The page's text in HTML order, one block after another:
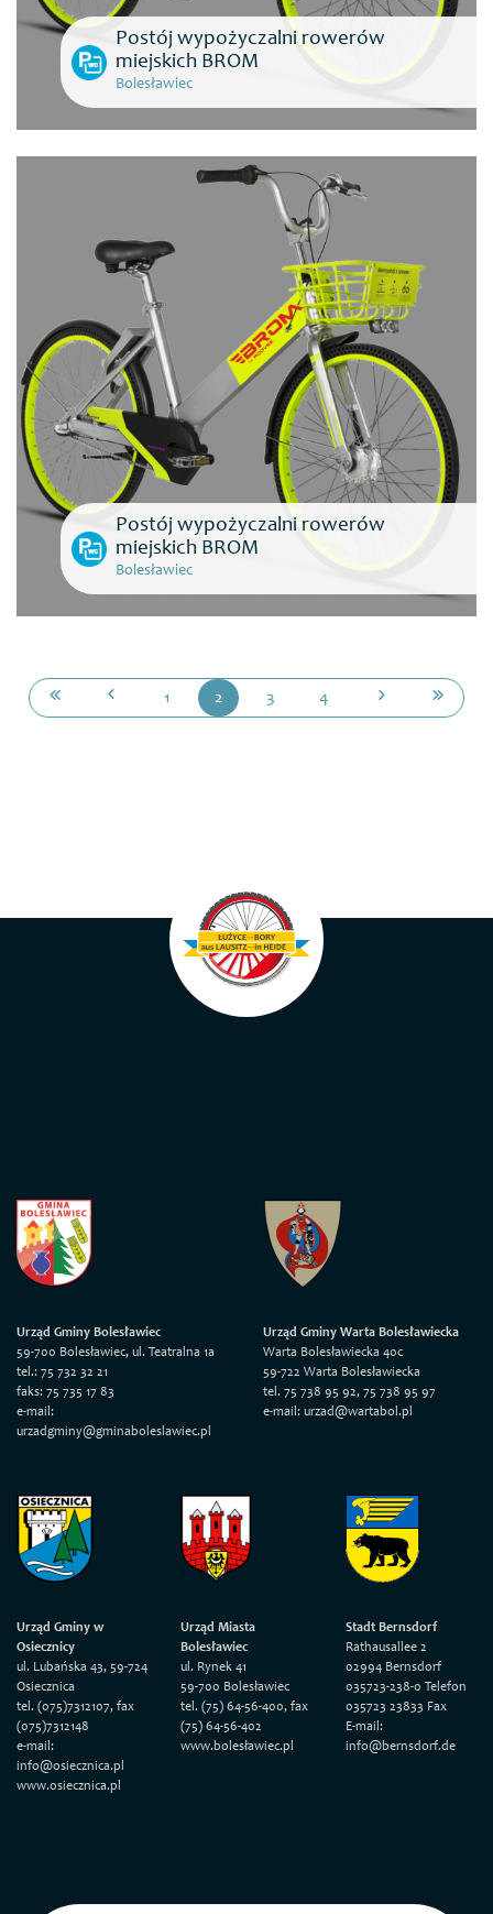
Postój wypożyczalni rowerów
miejskich BROM
Bolesławiec
Postój wypożyczalni rowerów
miejskich BROM
Bolesławiec
1 2 3 4
Urząd Gminy Bolesławiec
59-700 Bolesławiec, ul. Teatralna 1a
tel.: 75 732 32 21
faks: 75 735 17 83
e-mail:
urzadgminy@gminaboleslawiec.pl
Urząd Gminy Warta Bolesławiecka
Warta Bolesławiecka 40c
59-722 Warta Bolesławiecka
tel. 75 738 95 92, 75 738 95 97
e-mail: urzad@wartabol.pl
Urząd Gminy w
Osiecznicy
ul. Lubańska 43, 59-724
Osiecznica
tel. (075)7312107, fax
(075)7312148
e-mail:
info@osiecznica.pl
www.osiecznica.pl
Urząd Miasta
Bolesławiec
ul. Rynek 41
59-700 Bolesławiec
tel. (75) 64-56-400, fax
(75) 64-56-402
www.bolesławiec.pl
Stadt Bernsdorf
Rathausallee 2
02994 Bernsdorf
035723-238-0 Telefon
035723 23833 Fax
E-mail:
info@bernsdorf.de